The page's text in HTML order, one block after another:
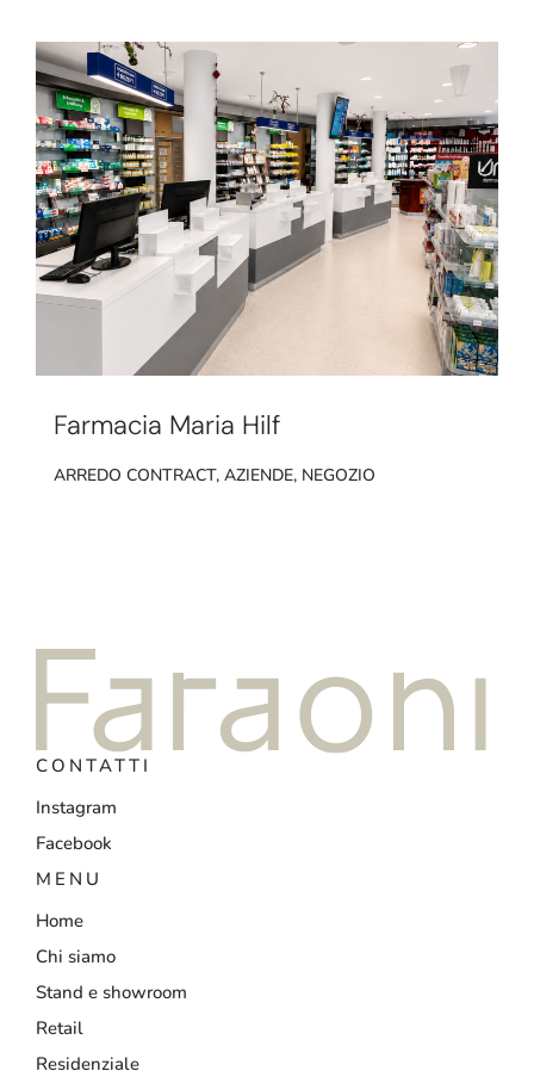
Farmacia Maria Hilf
ARREDO CONTRACT, AZIENDE, NEGOZIO
CONTATTI
Instagram
Facebook
MENU
Home
Chi siamo
Stand e showroom
Retail
Residenziale